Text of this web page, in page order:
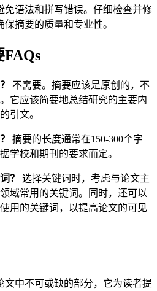
免语法和拼写错误。仔细检查并修
摘要的质量和专业性。
FAQs
不需要。摘要应该是原创的，不
它应该简要地总结研究的主要内
引文。
摘要的长度通常在150-300个字
学校和期刊的要求而定。
？
选择关键词时，考虑与论文主
域常用的关键词。同时，还可以
用的关键词，以提高论文的可见
文中不可或缺的部分，它为读者提